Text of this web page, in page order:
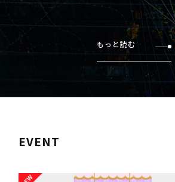
もっと読む
EVENT